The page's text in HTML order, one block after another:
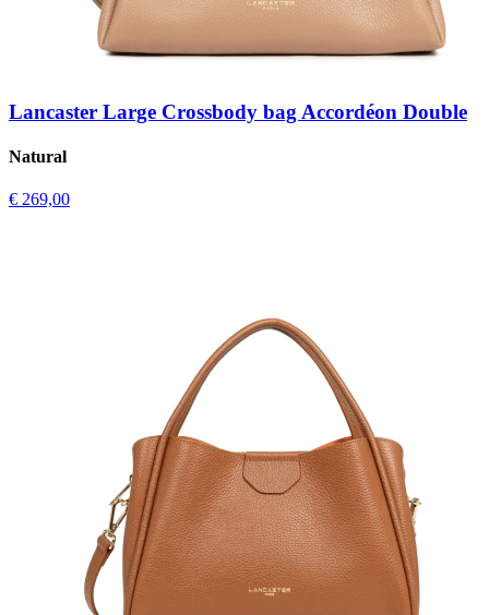
Lancaster Large Crossbody bag Accordéon Double
Natural
€ 269,00